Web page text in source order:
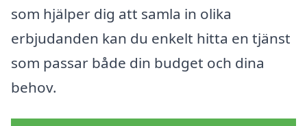
som hjälper dig att samla in olika
erbjudanden kan du enkelt hitta en tjänst
som passar både din budget och dina
behov.